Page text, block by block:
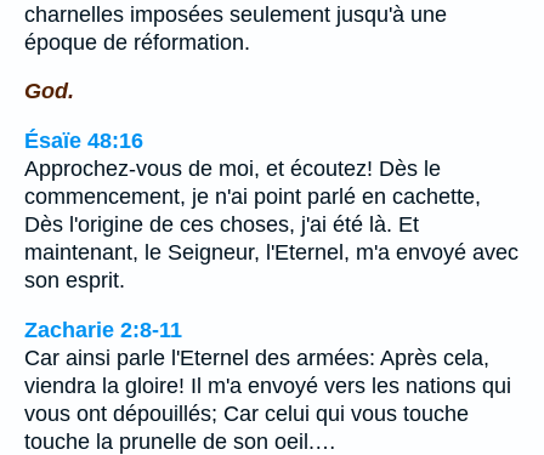
charnelles imposées seulement jusqu'à une
époque de réformation.
God.
Ésaïe 48:16
Approchez-vous de moi, et écoutez! Dès le
commencement, je n'ai point parlé en cachette,
Dès l'origine de ces choses, j'ai été là. Et
maintenant, le Seigneur, l'Eternel, m'a envoyé avec
son esprit.
Zacharie 2:8-11
Car ainsi parle l'Eternel des armées: Après cela,
viendra la gloire! Il m'a envoyé vers les nations qui
vous ont dépouillés; Car celui qui vous touche
touche la prunelle de son oeil.…